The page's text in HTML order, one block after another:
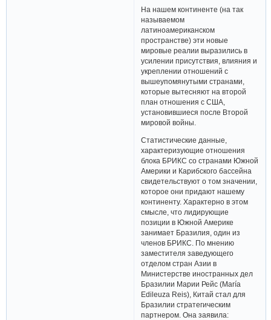
На нашем континенте (на так
называемом
латиноамериканском
пространстве) эти новые
мировые реалии выразились в
усилении присутствия, влияния и
укреплении отношений с
вышеупомянутыми странами,
которые вытесняют на второй
план отношения с США,
установившиеся после Второй
мировой войны.
Статистические данные,
характеризующие отношения
блока БРИКС со странами Южной
Америки и Карибского бассейна
свидетельствуют о том значении,
которое они придают нашему
континенту. Характерно в этом
смысле, что лидирующие
позиции в Южной Америке
занимает Бразилия, один из
членов БРИКС. По мнению
заместителя заведующего
отделом стран Азии в
Министерстве иностранных дел
Бразилии Марии Рейс (María
Edileuza Reis), Китай стал для
Бразилии стратегическим
партнером. Она заявила: